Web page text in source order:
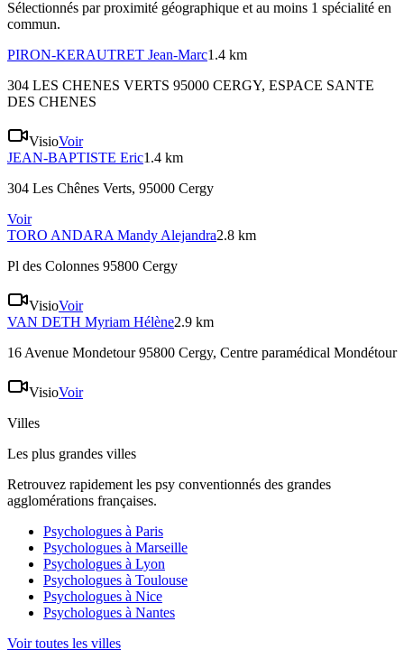
Sélectionnés par proximité géographique et au moins 1 spécialité en
commun.
PIRON-KERAUTRET Jean-Marc1.4 km
304 LES CHENES VERTS 95000 CERGY, ESPACE SANTE
DES CHENES
VisioVoir
JEAN-BAPTISTE Eric1.4 km
304 Les Chênes Verts, 95000 Cergy
Voir
TORO ANDARA Mandy Alejandra2.8 km
Pl des Colonnes 95800 Cergy
VisioVoir
VAN DETH Myriam Hélène2.9 km
16 Avenue Mondetour 95800 Cergy, Centre paramédical Mondétour
VisioVoir
Villes
Les plus grandes villes
Retrouvez rapidement les psy conventionnés des grandes
agglomérations françaises.
Psychologues à Paris
Psychologues à Marseille
Psychologues à Lyon
Psychologues à Toulouse
Psychologues à Nice
Psychologues à Nantes
Voir toutes les villes